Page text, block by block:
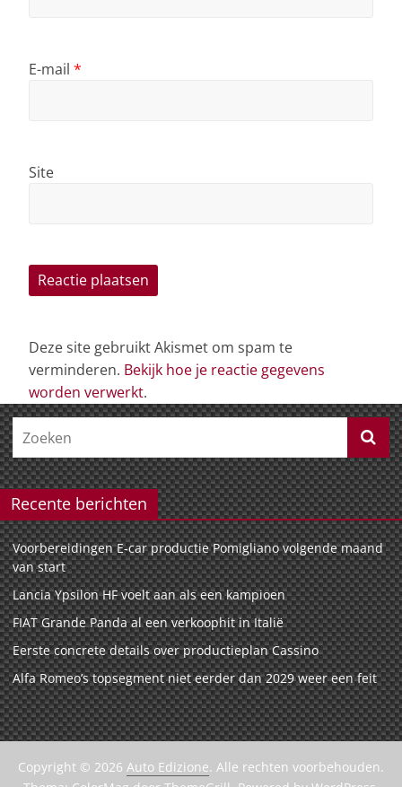
E-mail *
Site
Deze site gebruikt Akismet om spam te
verminderen. Bekijk hoe je reactie gegevens
worden verwerkt.
Recente berichten
Voorbereidingen E-car productie Pomigliano volgende maand
van start
Lancia Ypsilon HF voelt aan als een kampioen
FIAT Grande Panda al een verkoophit in Italië
Eerste concrete details over productieplan Cassino
Alfa Romeo’s topsegment niet eerder dan 2029 weer een feit
Copyright © 2026 Auto Edizione. Alle rechten voorbehouden.